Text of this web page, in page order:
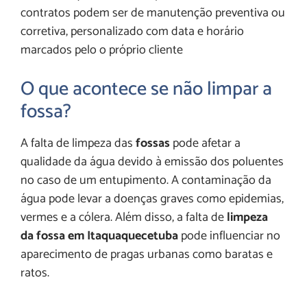
contratos podem ser de manutenção preventiva ou
corretiva, personalizado com data e horário
marcados pelo o próprio cliente
O que acontece se não limpar a
fossa?
A falta de limpeza dasfossaspode afetar a
qualidade da água devido à emissão dos poluentes
no caso de um entupimento. A contaminação da
água pode levar a doenças graves como epidemias,
vermes e a cólera. Além disso, a falta delimpeza
da fossa em Itaquaquecetubapode influenciar no
aparecimento de pragas urbanas como baratas e
ratos.